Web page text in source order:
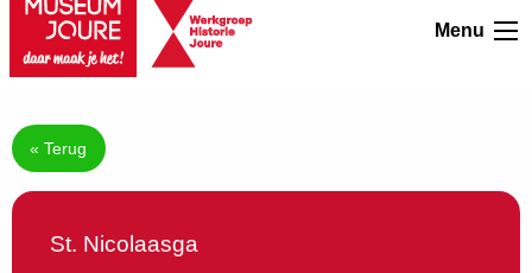
Menu
« Terug
St. Nicolaasga